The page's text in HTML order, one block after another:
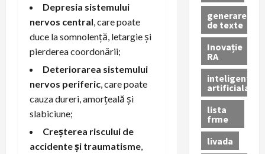
Depresia sistemului
nervos central , care poate
duce la somnolență, letargie și
pierderea coordonării;
Deteriorarea sistemului
nervos periferic , care poate
cauza dureri, amorțeală și
slabiciune;
Creșterea riscului de
accidente și traumatisme
generare
de texte
Inovație
RA
inteligenta
artificiala
lista
frme
livada